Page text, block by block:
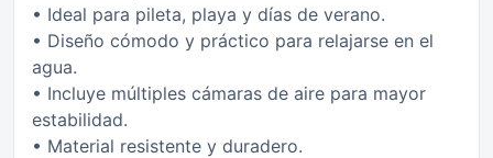
• Ideal para pileta, playa y días de verano.
• Diseño cómodo y práctico para relajarse en el
agua.
• Incluye múltiples cámaras de aire para mayor
estabilidad.
• Material resistente y duradero.